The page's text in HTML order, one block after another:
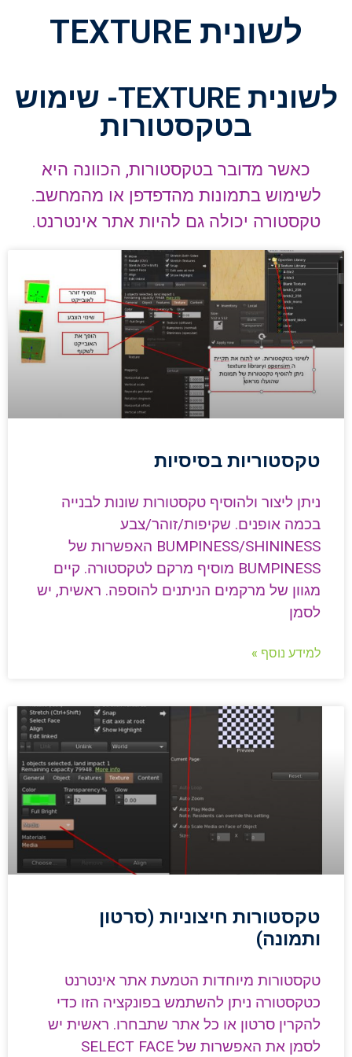
לשונית TEXTURE
לשונית TEXTURE- שימוש
בטקסטורות
כאשר מדובר בטקסטורות, הכוונה היא
לשימוש בתמונות מהדפדפן או מהמחשב.
טקסטורה יכולה גם להיות אתר אינטרנט.
טקסטוריות בסיסיות
ניתן ליצור ולהוסיף טקסטורות שונות לבנייה
בכמה אופנים. שקיפות/זוהר/צבע
BUMPINESS/SHININESS האפשרות של
BUMPINESS מוסיף מרקם לטקסטורה. קיים
מגוון של מרקמים הניתנים להוספה. ראשית, יש
לסמן
למידע נוסף »
טקסטורות חיצוניות (סרטון
ותמונה)
טקסטורות מיוחדות הטמעת אתר אינטרנט
כטקסטורה ניתן להשתמש בפונקציה הזו כדי
להקרין סרטון או כל אתר שתבחרו. ראשית יש
לסמן את האפשרות של SELECT FACE